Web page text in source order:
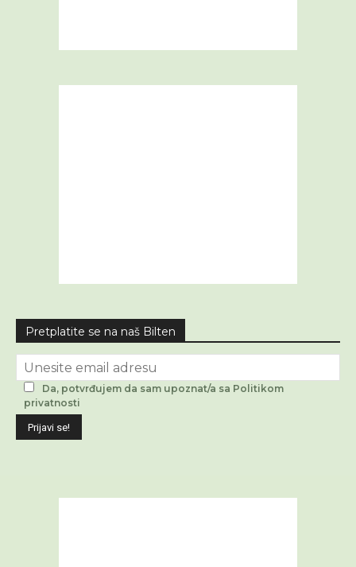
Pretplatite se na naš Bilten
Da, potvrđujem da sam upoznat/a sa Politikom
privatnosti